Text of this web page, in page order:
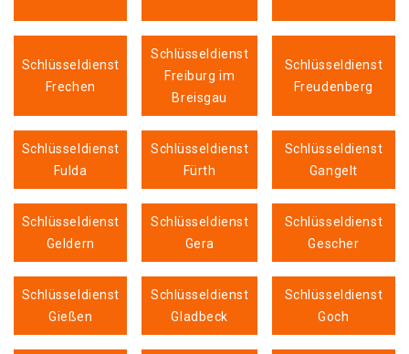
Schlüsseldienst
Frechen
Schlüsseldienst
Freiburg im
Breisgau
Schlüsseldienst
Freudenberg
Schlüsseldienst
Fulda
Schlüsseldienst
Fürth
Schlüsseldienst
Gangelt
Schlüsseldienst
Geldern
Schlüsseldienst
Gera
Schlüsseldienst
Gescher
Schlüsseldienst
Gießen
Schlüsseldienst
Gladbeck
Schlüsseldienst
Goch